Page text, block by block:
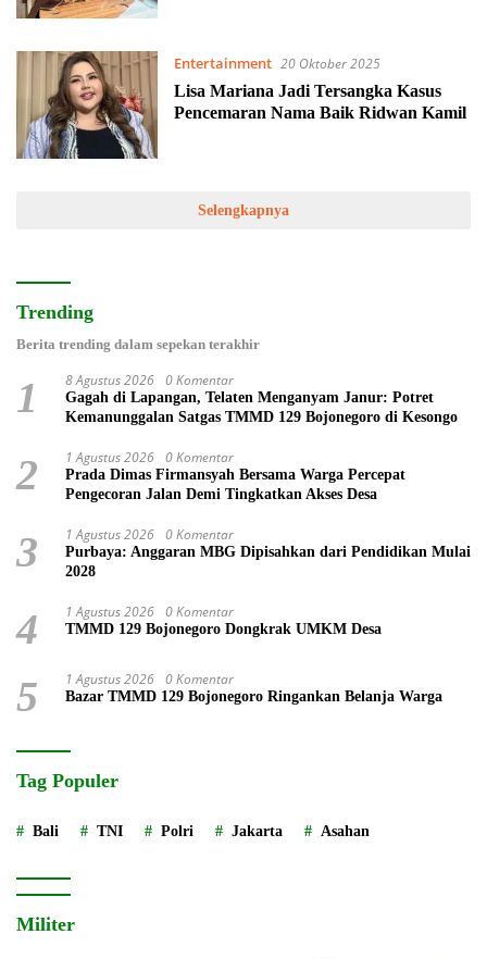
Entertainment 20 Oktober 2025
Lisa Mariana Jadi Tersangka Kasus
Pencemaran Nama Baik Ridwan Kamil
Selengkapnya
Trending
Berita trending dalam sepekan terakhir
1 8 Agustus 2026 0 Komentar
Gagah di Lapangan, Telaten Menganyam Janur: Potret
Kemanunggalan Satgas TMMD 129 Bojonegoro di Kesongo
2 1 Agustus 2026 0 Komentar
Prada Dimas Firmansyah Bersama Warga Percepat
Pengecoran Jalan Demi Tingkatkan Akses Desa
3 1 Agustus 2026 0 Komentar
Purbaya: Anggaran MBG Dipisahkan dari Pendidikan Mulai
2028
4 1 Agustus 2026 0 Komentar
TMMD 129 Bojonegoro Dongkrak UMKM Desa
5 1 Agustus 2026 0 Komentar
Bazar TMMD 129 Bojonegoro Ringankan Belanja Warga
Tag Populer
Bali TNI Polri Jakarta Asahan
Militer